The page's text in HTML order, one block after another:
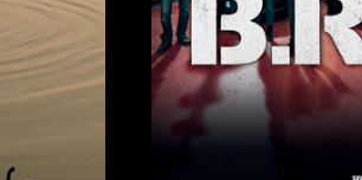
Trailer →